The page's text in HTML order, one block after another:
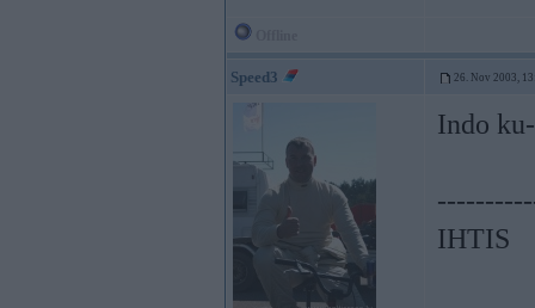
Speed3 26. Nov 2003,
Indo
IHTIS